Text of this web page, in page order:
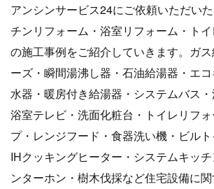
アンシンサービス24にご依頼いただい
チンリフォーム・浴室リフォーム・ト
の施工事例をご紹介していきます。ガ
ーズ・瞬間湯沸し器・石油給湯器・エ
水器・暖房付き給湯器・システムバス・
浴室テレビ・洗面化粧台・トイレリフ
プ・レンジフード・食器洗い機・ビルト
IHクッキングヒーター・システムキッ
ンターホン・樹木伐採など住宅設備に